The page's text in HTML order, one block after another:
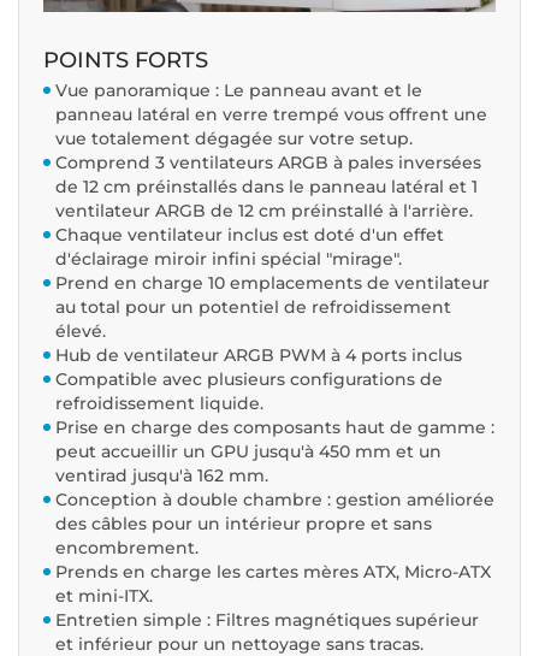
POINTS FORTS
Vue panoramique : Le panneau avant et le
panneau latéral en verre trempé vous offrent une
vue totalement dégagée sur votre setup.
Comprend 3 ventilateurs ARGB à pales inversées
de 12 cm préinstallés dans le panneau latéral et 1
ventilateur ARGB de 12 cm préinstallé à l'arrière.
Chaque ventilateur inclus est doté d'un effet
d'éclairage miroir infini spécial "mirage".
Prend en charge 10 emplacements de ventilateur
au total pour un potentiel de refroidissement
élevé.
Hub de ventilateur ARGB PWM à 4 ports inclus
Compatible avec plusieurs configurations de
refroidissement liquide.
Prise en charge des composants haut de gamme :
peut accueillir un GPU jusqu'à 450 mm et un
ventirad jusqu'à 162 mm.
Conception à double chambre : gestion améliorée
des câbles pour un intérieur propre et sans
encombrement.
Prends en charge les cartes mères ATX, Micro-ATX
et mini-ITX.
Entretien simple : Filtres magnétiques supérieur
et inférieur pour un nettoyage sans tracas.